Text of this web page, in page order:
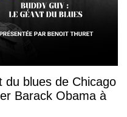
du blues de Chicago
Barack Obama à